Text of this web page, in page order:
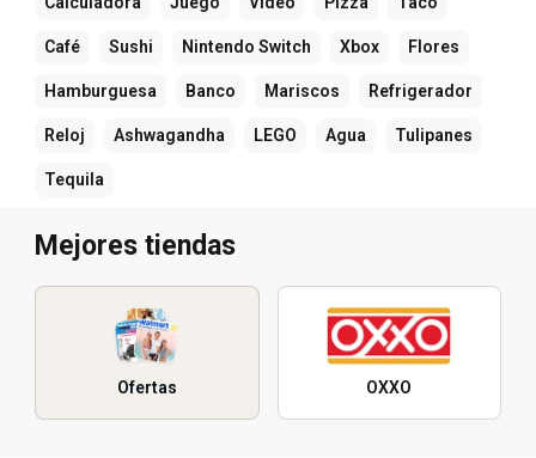
Café Sushi Nintendo Switch Xbox Flores
Hamburguesa Banco Mariscos Refrigerador
Reloj Ashwagandha LEGO Agua Tulipanes
Tequila
Mejores tiendas
Ofertas OXXO